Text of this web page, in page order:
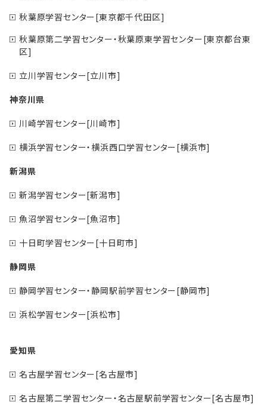
秋葉原学習センター[東京都千代田区]
秋葉原第二学習センター・秋葉原東学習センター[東京都台東
区]
立川学習センター[立川市]
神奈川県
川崎学習センター[川崎市]
横浜学習センター・横浜西口学習センター[横浜市]
新潟県
新潟学習センター[新潟市]
魚沼学習センター[魚沼市]
十日町学習センター[十日町市]
静岡県
静岡学習センター・静岡駅前学習センター[静岡市]
浜松学習センター[浜松市]
愛知県
名古屋学習センター[名古屋市]
名古屋第二学習センター・名古屋駅前学習センター[名古屋市]